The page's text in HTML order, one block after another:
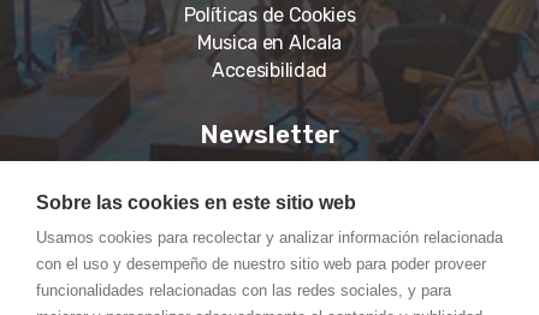
Políticas de Cookies
Musica en Alcala
Accesibilidad
Newsletter
información actualizada.
Sobre las cookies en este sitio web
Usamos cookies para recolectar y analizar información relacionada
con el uso y desempeño de nuestro sitio web para poder proveer
funcionalidades relacionadas con las redes sociales, y para